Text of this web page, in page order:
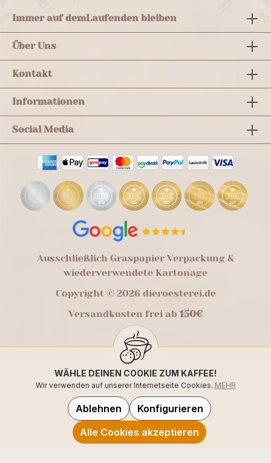
Immer auf demLaufenden bleiben
Über Uns
Kontakt
Informationen
Social Media
Ausschließlich Graspapier Verpackung &
wiederverwendete Kartonage
Copyright © 2026 dieroesterei.de
Versandkosten frei ab 150€
WÄHLE DEINEN COOKIE ZUM KAFFEE!
Wir verwenden auf unserer Internetseite Cookies. MEHR
Ablehnen
Konfigurieren
Alle Cookies akzeptieren